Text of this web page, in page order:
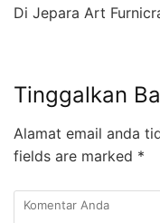
Di Jepara Art
Tinggalkan
Alamat email anda
fields are marked *